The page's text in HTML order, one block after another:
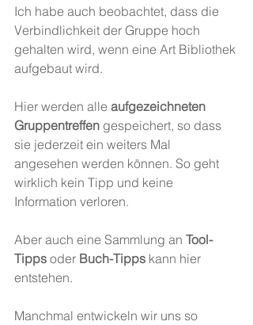
Ich habe auch beobachtet, dass die
Verbindlichkeit der Gruppe hoch
gehalten wird, wenn eine Art Bibliothek
aufgebaut wird.
Hier werden alle aufgezeichneten
Gruppentreffen gespeichert, so dass
sie jederzeit ein weiters Mal
angesehen werden können. So geht
wirklich kein Tipp und keine
Information verloren.
Aber auch eine Sammlung an Tool-
Tipps oder Buch-Tipps kann hier
entstehen.
Manchmal entwickeln wir uns so